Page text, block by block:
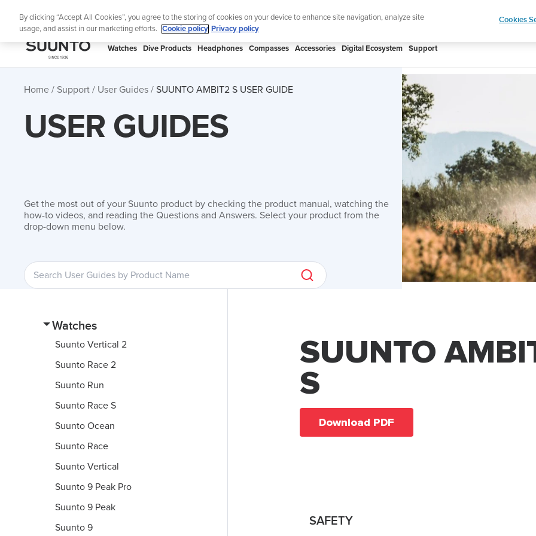
Lightweight sports watch designed for runners Shop
SUUNTO
Watches Dive Products Headphones Compasses Accessories Digital Ecosystem Support
Home Support User Guides SUUNTO AMBIT2 S USER GUIDE
USER GUIDES
Get the most out of your Suunto product by checking the product manual, watching the
how-to videos, and reading the Questions and Answers. Select your product from the
drop-down menu below.
Watches
Suunto Vertical 2
Suunto Race 2
Suunto Run
Suunto Race S
Suunto Ocean
Suunto Race
Suunto Vertical
Suunto 9 Peak Pro
Suunto 9 Peak
Suunto 9
SUUNTO
S
Download PDF
SAFETY
By clicking “Accept All Cookies”, you agree to the storing of cookies on your device to enhance site navigation, analyze site
usage, and assist in our marketing efforts.
Cookie policy Privacy policy
Cookies